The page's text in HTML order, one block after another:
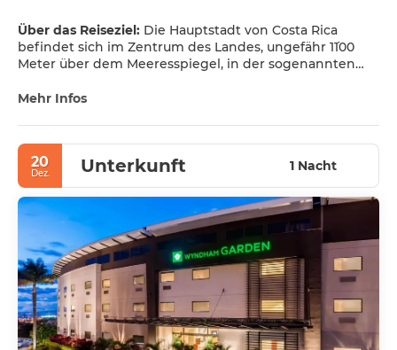
Über das Reiseziel: Die Hauptstadt von Costa Rica
befindet sich im Zentrum des Landes, ungefähr 1´100
Meter über dem Meeresspiegel, in der sogenannten
des Landes mit rund 340000 Einwohnern. Die Stadt ist
und einer nicht-vulkanischen Bergkette im Süden. San
José ist eindeutig das Zentrum des Landes und ist in
den letzten Jahren schnell gewachsen. Es gibt viele
verschiedene Baustile in der Stadt und unter diesem
Aspekt betrachtet ist San José nicht sehr attraktiv.
Allerdings verfügt San José über ein attraktives
Nachtleben mit zahlreichen Restaurants, Bars,
Diskotheken und Kasinos. Zudem bieten sich durch die
Nähe zu Vulkanen, Nationalparks, Flüssen und
Wasserfällen sehr interessante Ausflüge an.
Mehr Infos
20
Dez. Unterkunft 1 Nacht